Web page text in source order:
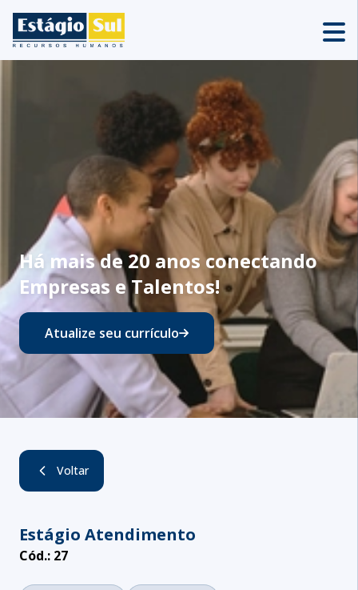
Há mais de 20 anos conectando
Empresas e Talentos!
Atualize seu currículo
Voltar
Estágio Atendimento
Cód.: 27